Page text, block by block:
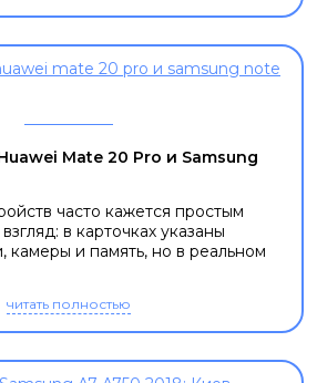
Mate 20 Pro и Samsung
часто кажется простым
в карточках указаны
камеры и память, но в реальном
читать полностью